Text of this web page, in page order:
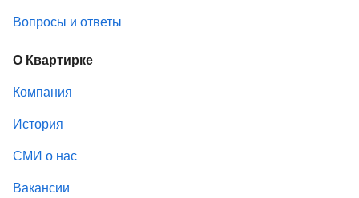
Вопросы и ответы
О Квартирке
Компания
История
СМИ о нас
Вакансии